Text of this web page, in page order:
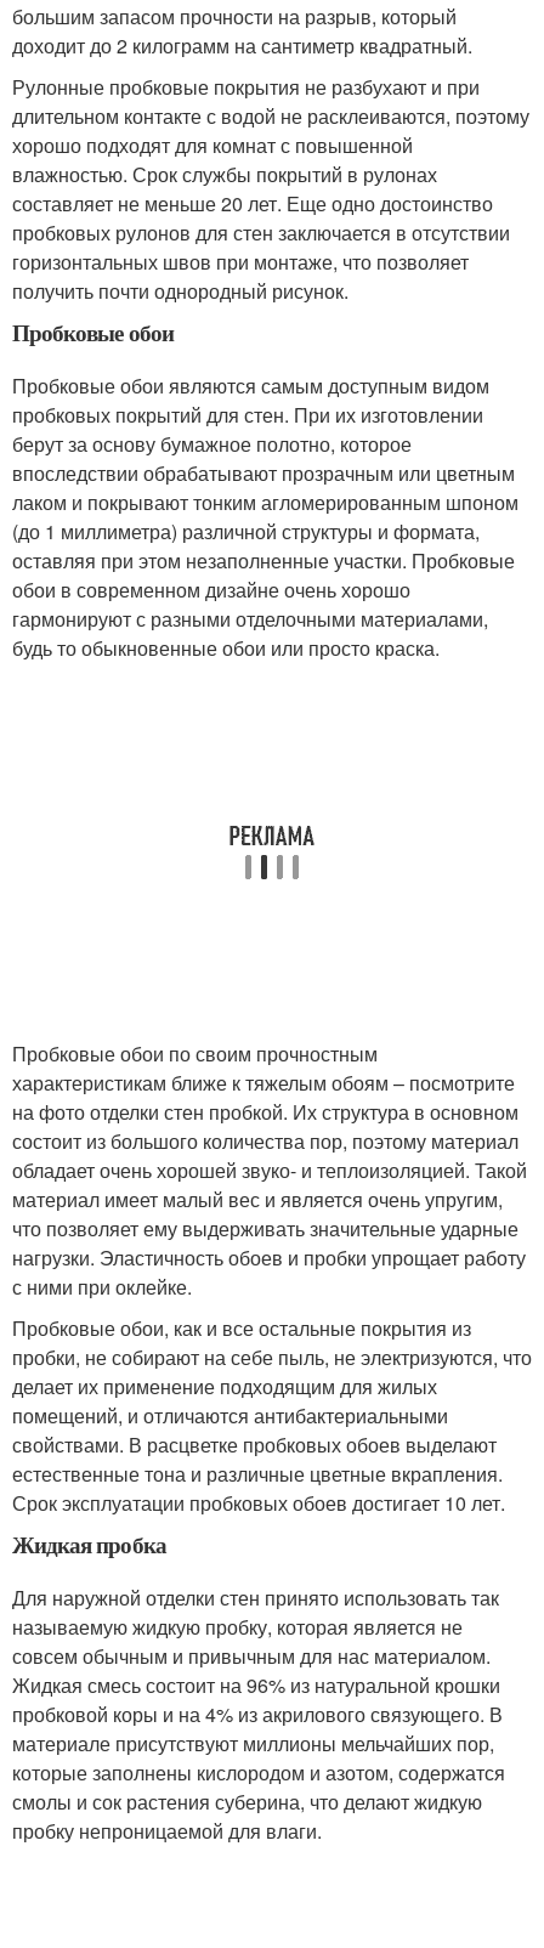
большим запасом прочности на разрыв, который
доходит до 2 килограмм на сантиметр квадратный.
Рулонные пробковые покрытия не разбухают и при
длительном контакте с водой не расклеиваются, поэтому
хорошо подходят для комнат с повышенной
влажностью. Срок службы покрытий в рулонах
составляет не меньше 20 лет. Еще одно достоинство
пробковых рулонов для стен заключается в отсутствии
горизонтальных швов при монтаже, что позволяет
получить почти однородный рисунок.
Пробковые обои
Пробковые обои являются самым доступным видом
пробковых покрытий для стен. При их изготовлении
берут за основу бумажное полотно, которое
впоследствии обрабатывают прозрачным или цветным
лаком и покрывают тонким агломерированным шпоном
(до 1 миллиметра) различной структуры и формата,
оставляя при этом незаполненные участки. Пробковые
обои в современном дизайне очень хорошо
гармонируют с разными отделочными материалами,
будь то обыкновенные обои или просто краска.
Пробковые обои по своим прочностным
характеристикам ближе к тяжелым обоям – посмотрите
на фото отделки стен пробкой. Их структура в основном
состоит из большого количества пор, поэтому материал
обладает очень хорошей звуко- и теплоизоляцией. Такой
материал имеет малый вес и является очень упругим,
что позволяет ему выдерживать значительные ударные
нагрузки. Эластичность обоев и пробки упрощает работу
с ними при оклейке.
Пробковые обои, как и все остальные покрытия из
пробки, не собирают на себе пыль, не электризуются, что
делает их применение подходящим для жилых
помещений, и отличаются антибактериальными
свойствами. В расцветке пробковых обоев выделают
естественные тона и различные цветные вкрапления.
Срок эксплуатации пробковых обоев достигает 10 лет.
Жидкая пробка
Для наружной отделки стен принято использовать так
называемую жидкую пробку, которая является не
совсем обычным и привычным для нас материалом.
Жидкая смесь состоит на 96% из натуральной крошки
пробковой коры и на 4% из акрилового связующего. В
материале присутствуют миллионы мельчайших пор,
которые заполнены кислородом и азотом, содержатся
смолы и сок растения суберина, что делают жидкую
пробку непроницаемой для влаги.